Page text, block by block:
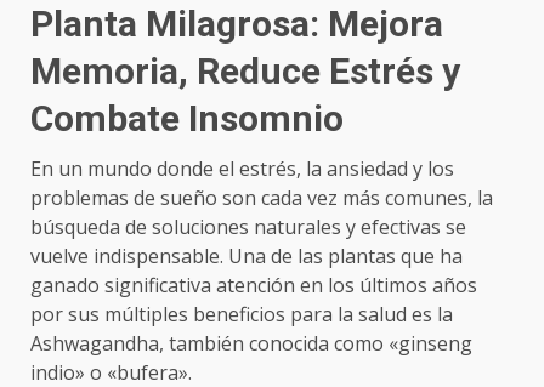
Planta Milagrosa: Mejora
Memoria, Reduce Estrés y
Combate Insomnio
En un mundo donde el estrés, la ansiedad y los
problemas de sueño son cada vez más comunes, la
búsqueda de soluciones naturales y efectivas se
vuelve indispensable. Una de las plantas que ha
ganado significativa atención en los últimos años
por sus múltiples beneficios para la salud es la
Ashwagandha, también conocida como «ginseng
indio» o «bufera».